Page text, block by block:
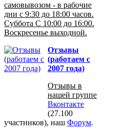
самовывозом - в рабочие
дни с 9:30 до 18:00 часов.
Суббота С 10:00 до 16:00.
Воскресенье выходной.
Отзывы
(работаем с
2007 года)
Отзывы в
нашей группе
Вконтакте
(27.100
участников), наш Форум.